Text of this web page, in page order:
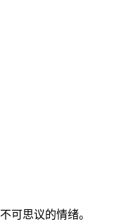
可思议的情绪。